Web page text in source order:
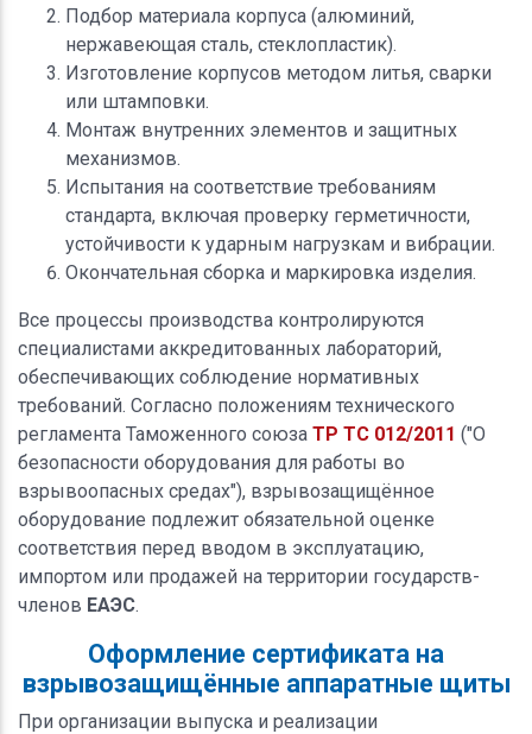
Подбор материала корпуса (алюминий,
нержавеющая сталь, стеклопластик).
Изготовление корпусов методом литья, сварки
или штамповки.
Монтаж внутренних элементов и защитных
механизмов.
Испытания на соответствие требованиям
стандарта, включая проверку герметичности,
устойчивости к ударным нагрузкам и вибрации.
Окончательная сборка и маркировка изделия.
Все процессы производства контролируются
специалистами аккредитованных лабораторий,
обеспечивающих соблюдение нормативных
требований. Согласно положениям технического
регламента Таможенного союза ТР ТС 012/2011 ("О
безопасности оборудования для работы во
взрывоопасных средах"), взрывозащищённое
оборудование подлежит обязательной оценке
соответствия перед вводом в эксплуатацию,
импортом или продажей на территории государств-
членов ЕАЭС.
Оформление сертификата на
взрывозащищённые аппаратные щиты
При организации выпуска и реализации